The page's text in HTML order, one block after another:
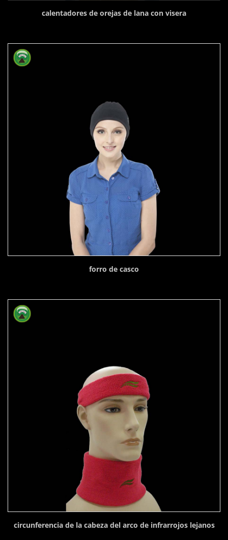
calentadores de orejas de lana con visera
forro de casco
circunferencia de la cabeza del arco de infrarrojos lejanos